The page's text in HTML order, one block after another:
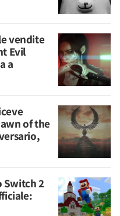
vendite
Evil
a
of the
Switch 2